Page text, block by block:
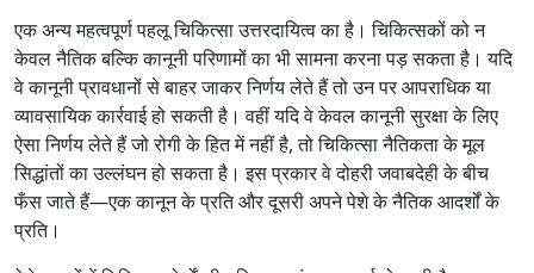
एक अन्य महत्वपूर्ण पहलू चिकित्सा उत्तरदायित्व का है। चिकित्सकों को न
केवल नैतिक बल्कि कानूनी परिणामों का भी सामना करना पड़ सकता है। यदि
वे कानूनी प्रावधानों से बाहर जाकर निर्णय लेते हैं तो उन पर आपराधिक या
व्यावसायिक कार्रवाई हो सकती है। वहीं यदि वे केवल कानूनी सुरक्षा के लिए
ऐसा निर्णय लेते हैं जो रोगी के हित में नहीं है, तो चिकित्सा नैतिकता के मूल
सिद्धांतों का उल्लंघन हो सकता है। इस प्रकार वे दोहरी जवाबदेही के बीच
फँस जाते हैं—एक कानून के प्रति और दूसरी अपने पेशे के नैतिक आदर्शों के
प्रति।